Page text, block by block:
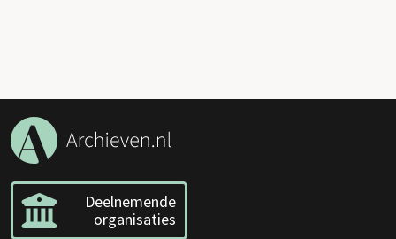
Deelnemende
organisaties